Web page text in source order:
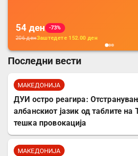
54 ден
-73%
206денЗаштедете 152.00 ден
Последни вести
МАКЕДОНИЈА
ДУИ остро реагира:
албанскиот јазик од таблите на
тешка провокација
МАКЕДОНИЈА